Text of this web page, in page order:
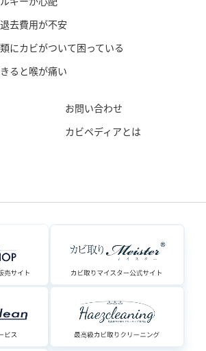
去費用が不安
にカビがついて困っている
ると喉が痛い
お問い合わせ
カビペディアとは